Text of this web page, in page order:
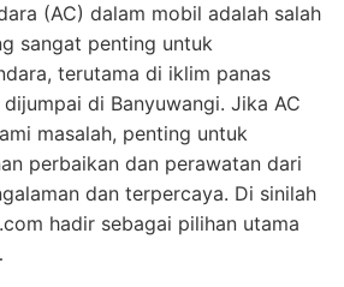
(AC) dalam mobil adalah salah
sangat penting untuk
terutama di iklim panas
di Banyuwangi. Jika AC
masalah, penting untuk
perbaikan dan perawatan dari
dan terpercaya. Di sinilah
hadir sebagai pilihan utama